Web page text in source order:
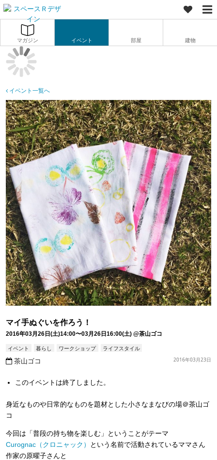
マガジン イベント 部屋 建物
イベント一覧へ
マイ手ぬぐいを作ろう！
2016年03月26日(土)14:00〜03月26日16:00(土) @茶山ゴコ
イベント 暮らし ワークショップ ライフスタイル
茶山ゴコ 2016年03月23日
このイベントは終了しました。
身近なものや日常的なものを題材とした小さなまなびの場＠茶山ゴ
コ
今回は「普段の持ち物を楽しむ」ということがテーマ
Curognac（クロニャック）
という名前で活動されているママさん
作家の原曜子さんと